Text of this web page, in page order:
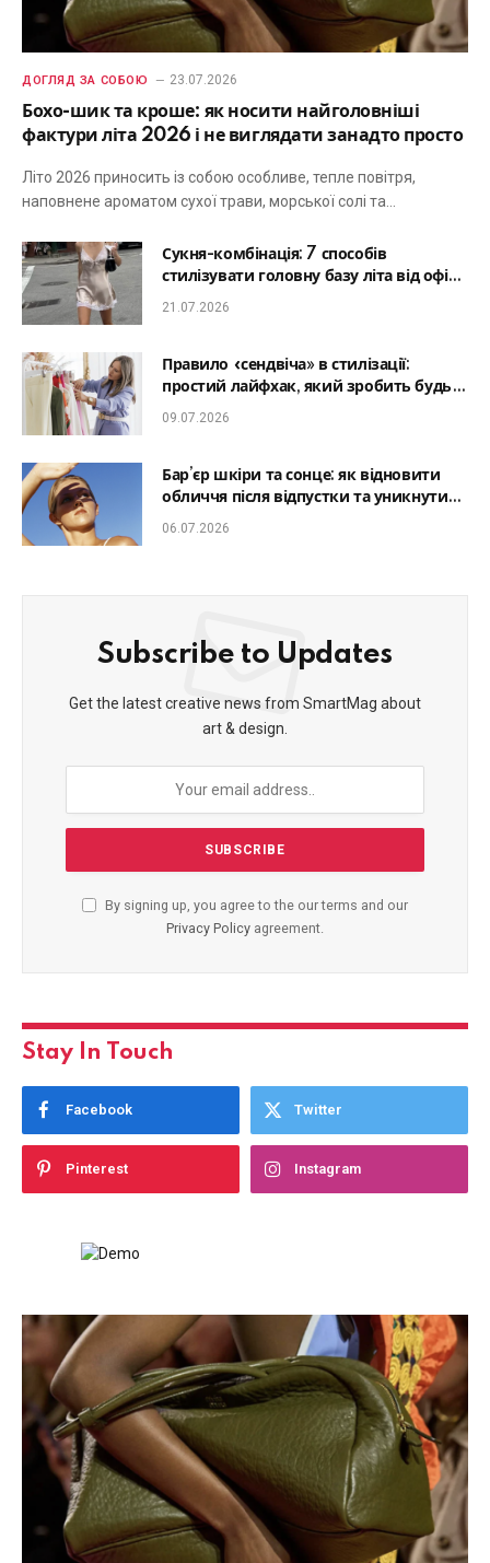
ДОГЛЯД ЗА СОБОЮ 23.07.2026
Бохо-шик та кроше: як носити найголовніші
фактури літа 2026 і не виглядати занадто просто
Літо 2026 приносить із собою особливе, тепле повітря,
наповнене ароматом сухої трави, морської солі та…
Сукня-комбінація: 7 способів
стилізувати головну базу літа від офісу
до романтичної вечері
21.07.2026
Правило «сендвіча» в стилізації:
простий лайфхак, який зробить будь-
який образ гармонійним
09.07.2026
Бар’єр шкіри та сонце: як відновити
обличчя після відпустки та уникнути
фотостаріння
06.07.2026
Subscribe to Updates
Get the latest creative news from SmartMag about
art & design.
By signing up, you agree to the our terms and our
Privacy Policy agreement.
Stay In Touch
Facebook Twitter
Pinterest Instagram